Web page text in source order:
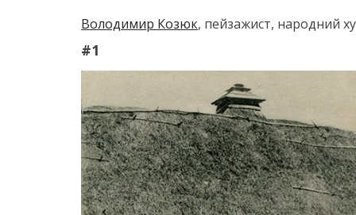
Володимир Козюк, пейзажист, народний
#1